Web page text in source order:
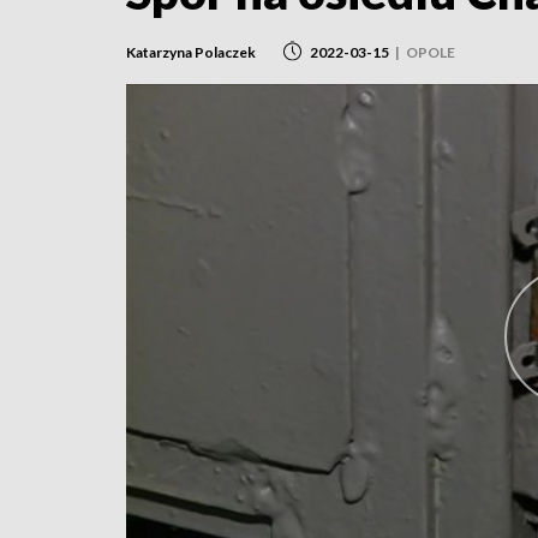
Katarzyna Polaczek 2022-03-15 | OPOLE